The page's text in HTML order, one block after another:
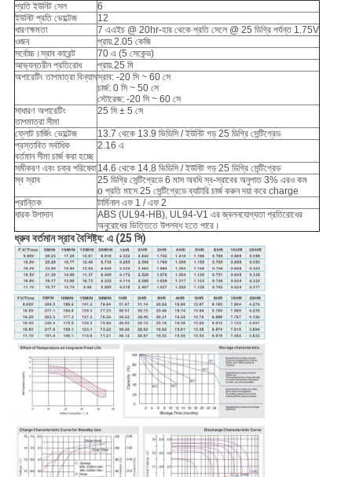
প্রতি ইউনিট সেল
6
ইউনিট প্রতি ভোল্টেজ
12
ধারণক্ষমতা
7 এএইচ @ 20hr-হার থেকে প্রতি সেলে @ 25 ডিগ্রি পর্যন্ত 1.75V
ওজন
প্রায়.2.05 কেজি
সর্বোচ্চ।স্রাব কারেন্ট
70 এ (5 সেকেন্ড)
আভ্যন্তরীন প্রতিরোধ
প্রায়.25 মি
অপারেটিং তাপমাত্রা বিন্যাসস্রাব: -20 সি ~ 60 সে
চার্জ: 0 সি ~ 50 সে
স্টোরেজ: -20 সি ~ 60 সে
সাধারণ অপারেটিং
তাপমাত্রা সীমা
25 সি ± 5 সে
ফ্লোট চার্জিং ভোল্টেজ
13.7 থেকে 13.9 ভিডিসি / ইউনিট গড় 25 ডিগ্রি সেন্টিগ্রেড
প্রস্তাবিত সর্বাধিক
বর্তমান সীমা চার্জ করা হচ্ছে
2.16 এ
সমীকরণ এবং চক্র পরিষেবা 14.6 থেকে 14.8 ভিডিসি / ইউনিট গড় 25 ডিগ্রি সেন্টিগ্রেড
স্ব স্রাব
25 ডিগ্রি সেন্টিগ্রেডে 6 মাস অবধি স্ব-স্রাবের অনুপাত 3% এরও কম
o প্রতি মাসে 25 সেন্টিগ্রেডে ব্যাটারি চার্জ করুন দয়া করে charge
প্রান্তিক
টার্মিনাল এফ 1 / এফ 2
ধারক উপাদান
ABS (UL94-HB), UL94-V1 এর জ্বলনযোগ্যতা প্রতিরোধের
অনুরোধের ভিত্তিতে উপলব্ধ হতে পারে।
ধ্রুব বর্তমান স্রাব বৈশিষ্ট্য: এ (25 সি)